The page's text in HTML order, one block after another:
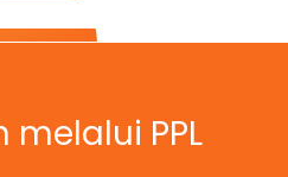
melalui PPL